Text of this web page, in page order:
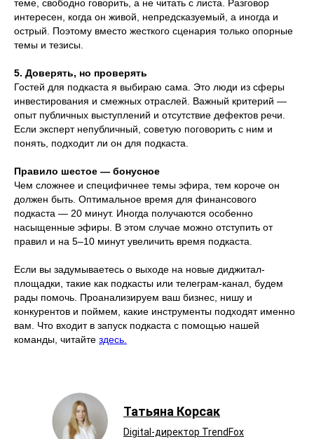
теме, свободно говорить, а не читать с листа. Разговор
интересен, когда он живой, непредсказуемый, а иногда и
острый. Поэтому вместо жесткого сценария только опорные
темы и тезисы.
5. Доверять, но проверять
Гостей для подкаста я выбираю сама. Это люди из сферы
инвестирования и смежных отраслей. Важный критерий —
опыт публичных выступлений и отсутствие дефектов речи.
Если эксперт непубличный, советую поговорить с ним и
понять, подходит ли он для подкаста.
Правило шестое — бонусное
Чем сложнее и специфичнее темы эфира, тем короче он
должен быть. Оптимальное время для финансового
подкаста — 20 минут. Иногда получаются особенно
насыщенные эфиры. В этом случае можно отступить от
правил и на 5–10 минут увеличить время подкаста.
Если вы задумываетесь о выходе на новые диджитал-
площадки, такие как подкасты или телеграм-канал, будем
рады помочь. Проанализируем ваш бизнес, нишу и
конкурентов и поймем, какие инструменты подходят именно
вам. Что входит в запуск подкаста с помощью нашей
команды, читайте здесь.
Татьяна Корсак
Digital-директор TrendFox